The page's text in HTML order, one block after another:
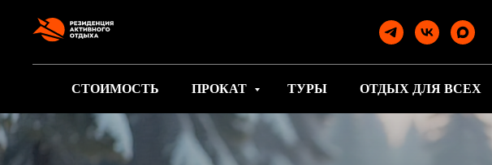
СТОИМОСТЬ ПРОКАТ ТУРЫ ОТДЫХ ДЛЯ ВСЕХ